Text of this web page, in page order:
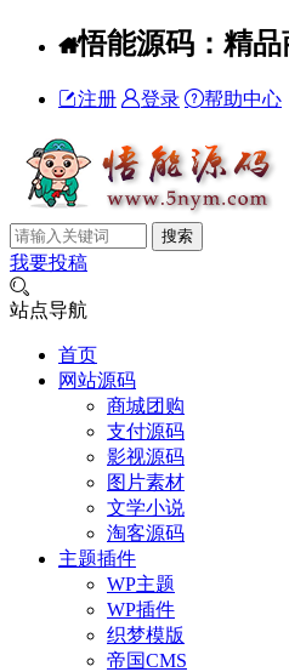
悟能源码：精
注册 登录 帮助中心
我要投稿
站点导航
首页
网站源码
商城团购
支付源码
影视源码
图片素材
文学小说
淘客源码
主题插件
WP主题
WP插件
织梦模版
帝国CMS